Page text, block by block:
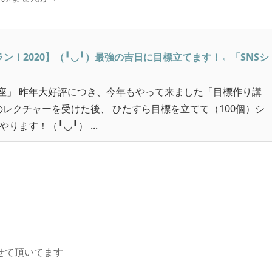
ン！2020】（╹◡╹）最強の吉日に目標立てます！←「SNSシ
」 昨年大好評につき、今年もやって来ました「目標作り講
クチャーを受けた後、 ひたすら目標を立てて（100個）シ
ります！（╹◡╹） ...
て頂いてます